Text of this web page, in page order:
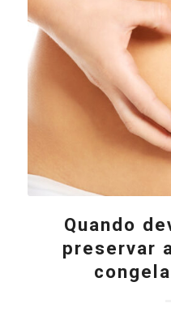
Quando
preservar